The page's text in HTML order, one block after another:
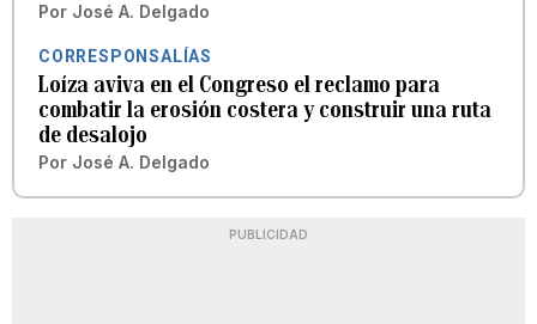
Por José A. Delgado
CORRESPONSALÍAS
Loíza aviva en el Congreso el reclamo para
combatir la erosión costera y construir una ruta
de desalojo
Por José A. Delgado
PUBLICIDAD